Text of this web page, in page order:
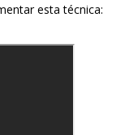
esta técnica: